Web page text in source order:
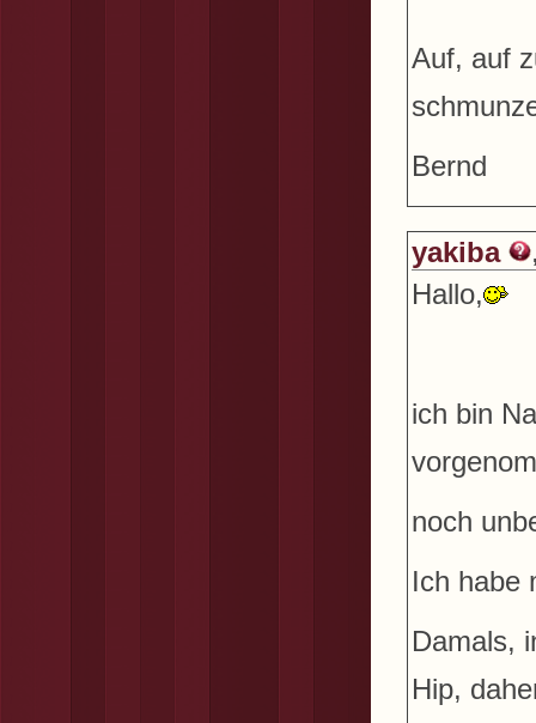
Auf, auf
Bernd
yakiba
Hallo,
ich bin
noch
Ich habe
Damals,
Hip,